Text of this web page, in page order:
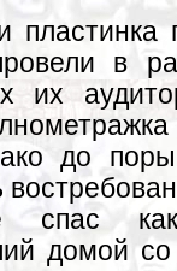
в
их
до
спас
домой со